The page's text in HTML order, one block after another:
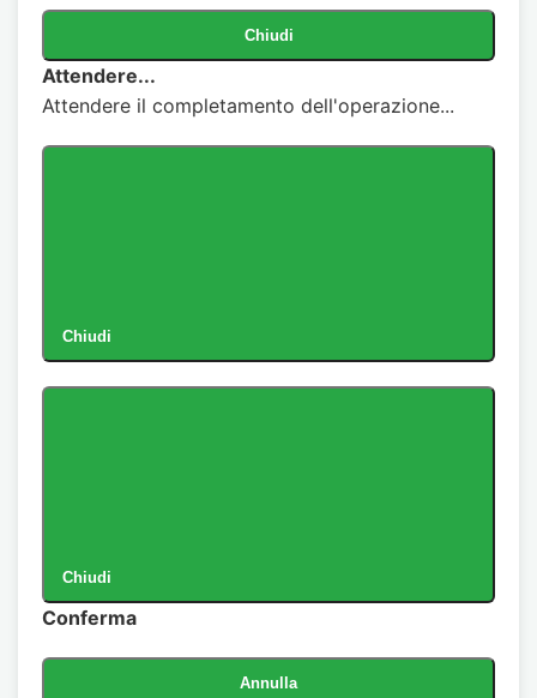
Chiudi
Attendere...
Attendere il completamento dell'operazione...
Chiudi
Chiudi
Conferma
Annulla